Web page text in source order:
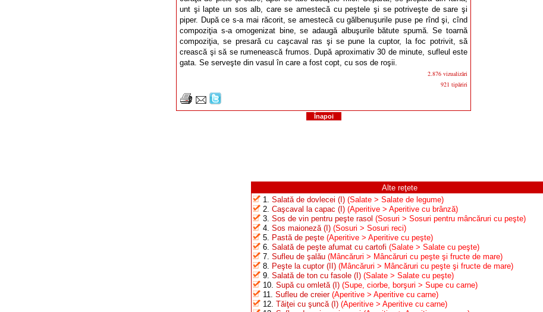
unt şi lapte un sos alb, care se amestecă cu peştele şi se potriveşte de sare şi
piper. După ce s-a mai răcorit, se amestecă cu gălbenuşurile puse pe rînd şi, cînd
compoziţia s-a omogenizat bine, se adaugă albuşurile bătute spumă. Se toarnă
compoziţia, se presară cu caşcaval ras şi se pune la cuptor, la foc potrivit, să
crească şi să se rumenească frumos. După aproximativ 30 de minute, sufleul este
gata. Se serveşte din vasul în care a fost copt, cu sos de roşii.
2.876 vizualizări
921 tipăriri
Înapoi
Alte reţete
1. Salată de dovlecei (I) (Salate > Salate de legume)
2. Caşcaval la capac (I) (Aperitive > Aperitive cu brânză)
3. Sos de vin pentru peşte rasol (Sosuri > Sosuri pentru mâncăruri cu peşte)
4. Sos maioneză (I) (Sosuri > Sosuri reci)
5. Pastă de peşte (Aperitive > Aperitive cu peşte)
6. Salată de peşte afumat cu cartofi (Salate > Salate cu peşte)
7. Sufleu de şalău (Mâncăruri > Mâncăruri cu peşte şi fructe de mare)
8. Peşte la cuptor (II) (Mâncăruri > Mâncăruri cu peşte şi fructe de mare)
9. Salată de ton cu fasole (I) (Salate > Salate cu peşte)
10. Supă cu omletă (I) (Supe, ciorbe, borşuri > Supe cu carne)
11. Sufleu de creier (Aperitive > Aperitive cu carne)
12. Tăiţei cu şuncă (I) (Aperitive > Aperitive cu carne)